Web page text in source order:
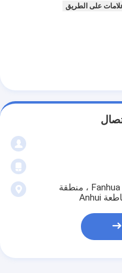
Times Street ، رقم 9706 Fanhua Avenue ، منطقة